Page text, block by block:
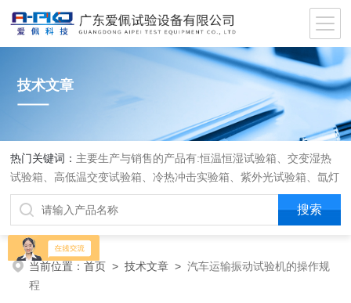
技术文章
热门关键词： 主要生产与销售的产品有:恒温恒湿试验箱、交变湿热
试验箱、高低温交变试验箱、冷热冲击实验箱、紫外光试验箱、氙灯
老化箱、恒温恒湿实验室、沙尘试验箱、淋雨试验箱、盐水喷雾试验
箱、各种振动试验台、拉力试验机、蒸汽老化试验机、跌落试验机、
插拔力试验机、按健寿命试验机、纸带耐磨擦试验机、工业烘烤箱
当前位置：首页 >技术文章 >汽车运输振动试验机的操作规
程